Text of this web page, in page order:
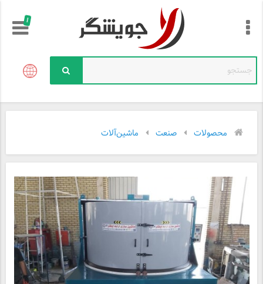
!
محصولات صنعت ماشین‌آلات